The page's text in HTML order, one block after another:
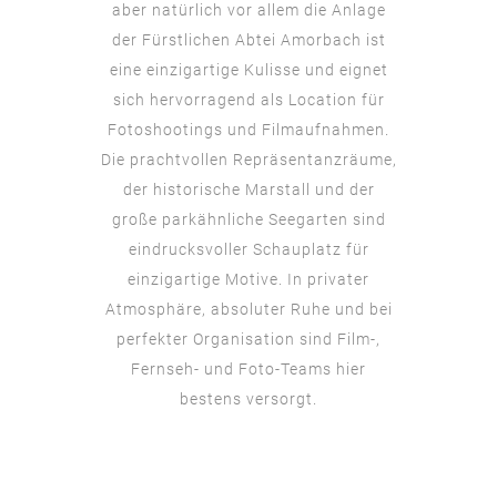
aber natürlich vor allem die Anlage
der Fürstlichen Abtei Amorbach ist
eine einzigartige Kulisse und eignet
sich hervorragend als Location für
Fotoshootings und Filmaufnahmen.
Die prachtvollen Repräsentanzräume,
der historische Marstall und der
große parkähnliche Seegarten sind
eindrucksvoller Schauplatz für
einzigartige Motive. In privater
Atmosphäre, absoluter Ruhe und bei
perfekter Organisation sind Film-,
Fernseh- und Foto-Teams hier
bestens versorgt.